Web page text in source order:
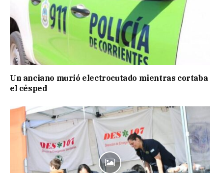
Un anciano murió electrocutado mientras cortaba
el césped